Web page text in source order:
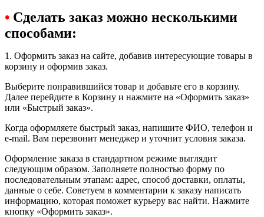
• Сделать заказ можно несколькими
способами:
1. Оформить заказ на сайте, добавив интересующие товары в
корзину и оформив заказ.
Выберите понравившийся товар и добавьте его в корзину.
Далее перейдите в Корзину и нажмите на «Оформить заказ»
или «Быстрый заказ».
Когда оформляете быстрый заказ, напишите ФИО, телефон и
e-mail. Вам перезвонит менеджер и уточнит условия заказа.
Оформление заказа в стандартном режиме выглядит
следующим образом. Заполняете полностью форму по
последовательным этапам: адрес, способ доставки, оплаты,
данные о себе. Советуем в комментарии к заказу написать
информацию, которая поможет курьеру вас найти. Нажмите
кнопку «Оформить заказ».